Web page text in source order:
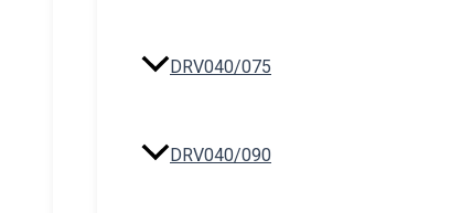
DRV040/075
DRV040/090